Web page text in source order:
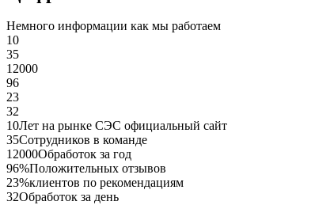
Немного информации как мы работаем
10
35
12000
96
23
32
10Лет на рынке СЭС официальный сайт
35Сотрудников в команде
12000Обработок за год
96%Положительных отзывов
23%клиентов по рекомендациям
32Обработок за день